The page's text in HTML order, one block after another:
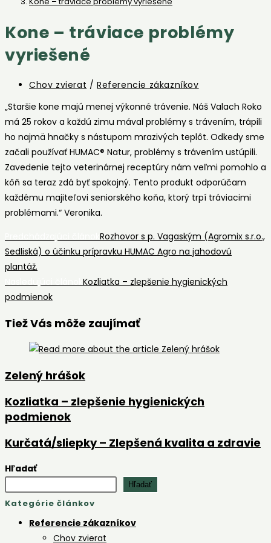
Kone – tráviace problémy
vyriešené
Post
Chov zvierat / Referencie zákazníkov
„Staršie kone majú menej výkonné trávenie. Náš Valach Roko
má 25 rokov a každú zimu mával problémy s trávením, trápili
ho najmä hnačky s nástupom mrazivých teplôt. Odkedy sme
začali používať HUMAC® Natur, problémy s trávením ustúpili.
Zavedenie tejto veterinárnej receptúry nám veľmi pomohlo a
kôň sa teraz zdá byť spokojný. Tento produkt odporúčam
každému majiteľovi seniorského koňa, ktorý trpí tráviacimi
problémami.“ Veronika.
Read
more
articles
Rozhovor s p. Vagaským (Agromix s.r.o.,
Sedliská) o účinku prípravku HUMAC Agro na jahodovú
plantáž.
Kozliatka – zlepšenie hygienických
podmienok
Tiež Vás môže zaujímať
Zelený hrášok
Kozliatka – zlepšenie hygienických
podmienok
Kurčatá/sliepky – Zlepšená kvalita a zdravie
Hľadať
Hľadať
Kategórie článkov
Referencie zákazníkov
Chov zvierat